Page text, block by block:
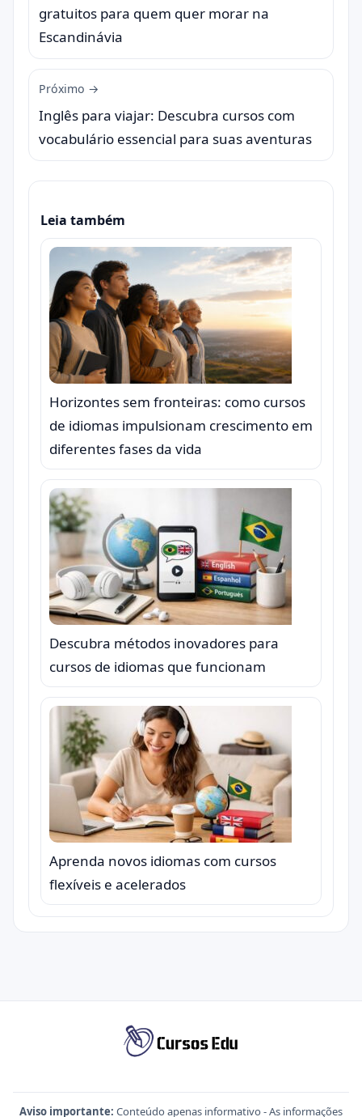
gratuitos para quem quer morar na
Escandinávia
Próximo →
Inglês para viajar: Descubra cursos com
vocabulário essencial para suas aventuras
Leia também
Horizontes sem fronteiras: como cursos
de idiomas impulsionam crescimento em
diferentes fases da vida
Descubra métodos inovadores para
cursos de idiomas que funcionam
Aprenda novos idiomas com cursos
flexíveis e acelerados
Aviso importante: Conteúdo apenas informativo - As informações